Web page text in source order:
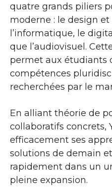
quatre grands piliers
moderne : le design
l’informatique, le
que l’audiovisuel.
permet aux étudiants
compétences
recherchées par le
En alliant théorie de
collaboratifs concrets,
efficacement ses
solutions de demain et
rapidement dans un
pleine expansion.